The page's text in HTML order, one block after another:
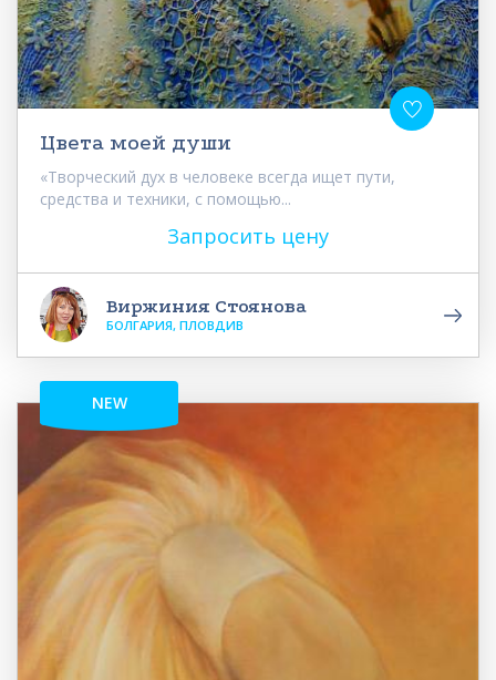
Цвета моей души
«Творческий дух в человеке всегда ищет пути,
средства и техники, с помощью...
Запросить цену
Виржиния Стоянова
БОЛГАРИЯ, ПЛОВДИВ
NEW